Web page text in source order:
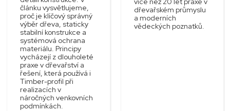
článku vysvětlujeme,
proč je klíčový správný
výběr dřeva, staticky
stabilní konstrukce a
systémová ochrana
materiálu. Principy
vycházejí z dlouholeté
praxe v dřevařství a
řešení, která používá i
Timber-profil při
realizacích v
náročných venkovních
podmínkách.
dřevařském průmyslu
a moderních
vědeckých poznatků.